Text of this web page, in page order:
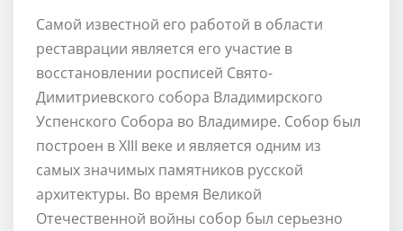
Самой известной его работой в области
реставрации является его участие в
восстановлении росписей Свято-
Димитриевского собора Владимирского
Успенского Собора во Владимире. Собор был
построен в XIII веке и является одним из
самых значимых памятников русской
архитектуры. Во время Великой
Отечественной войны собор был серьезно